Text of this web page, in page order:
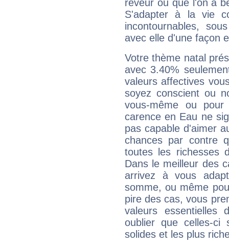
rêveur ou que l'on a
S'adapter à la vie
incontournables,
avec elle d'une façon
Votre thème natal
avec 3.40%
valeurs affectives
soyez conscient ou
vous-même ou
carence en Eau ne
pas capable d'aimer
chances par contre
toutes les richesses
Dans le meilleur des
arrivez à vous
somme, ou même
pire des cas, vous
valeurs
oublier que celles-
solides et les plus